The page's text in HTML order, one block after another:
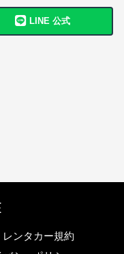
LINE 公式
レンタカー規約